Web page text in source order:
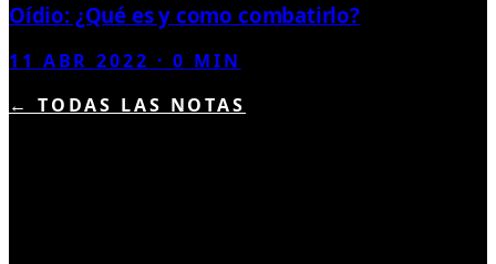
Oídio: ¿Qué es y como combatirlo?
11 ABR 2022 ·0 MIN
← TODAS LAS NOTAS